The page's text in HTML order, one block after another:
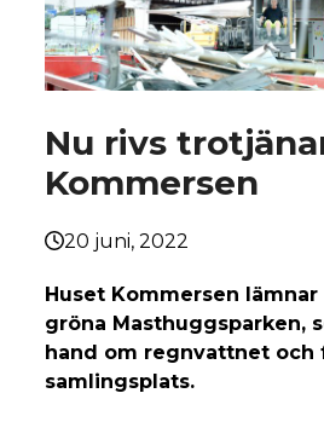
Nu rivs
Kommersen
20 juni, 2022
Huset Kommersen
gröna Masthuggsparken,
hand om regnvattnet och
samlingsplats.